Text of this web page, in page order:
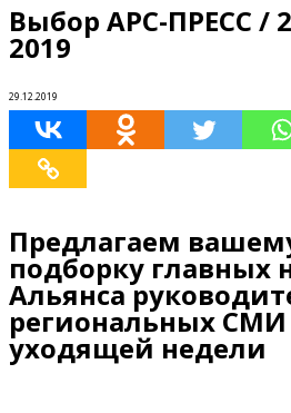
Выбор АРС-ПРЕСС /
2019
29.12.2019
Предлагаем
подборку главных
Альянса
региональных СМИ
уходящей недели